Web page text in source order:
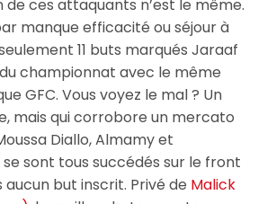
de ces attaquants n’est le même.
manque efficacité ou séjour à
11 buts marqués Jaraaf
championnat avec le même
GFC. Vous voyez le mal ? Un
mais qui corrobore un mercato
Diallo, Almamy et
sont tous succédés sur le front
aucun but inscrit. Privé de Malick